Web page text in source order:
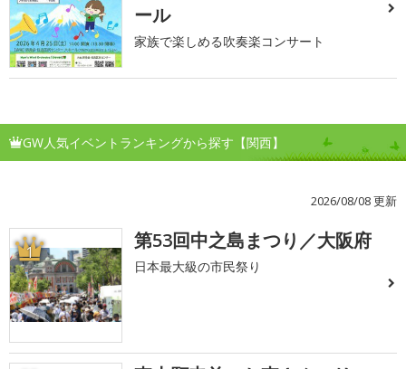
ール
家族で楽しめる吹奏楽コンサート
GW人気イベントランキングから探す【関西】
2026/08/08 更新
1 第53回中之島まつり／大阪府
日本最大級の市民祭り